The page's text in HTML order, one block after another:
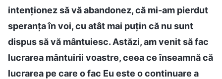
intenționez să vă abandonez, că mi-am pierdut
speranța în voi, cu atât mai puțin că nu sunt
dispus să vă mântuiesc. Astăzi, am venit să fac
lucrarea mântuirii voastre, ceea ce înseamnă că
lucrarea pe care o fac Eu este o continuare a